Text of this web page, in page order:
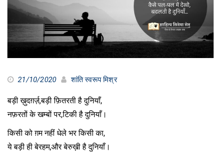
21/10/2020 शांति स्वरूप मिश्र
बड़ी ख़ुदग़र्ज़,बड़ी फ़ितरती है दुनियाँ,
नफ़रतों के खम्बों पर,टिकी है दुनियाँ।
किसी को ग़म नहीं धेले भर किसी का,
ये बड़ी ही बेरहम,और बेरुख़ी है दुनियाँ।